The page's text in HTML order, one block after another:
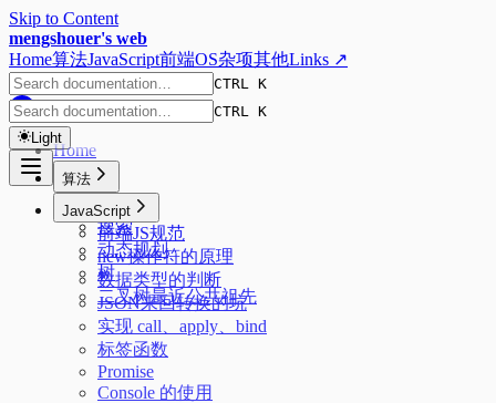
Skip to Content
mengshouer's web
Home算法JavaScript前端OS杂项其他Links ↗
CTRL K
Light
CTRL K
Home
算法
排序
搜索
动态规划
树
二叉树最近公共祖先
JavaScript
前端JS规范
new操作符的原理
数据类型的判断
JSON来回转换的坑
实现 call、apply、bind
标签函数
Promise
Console 的使用